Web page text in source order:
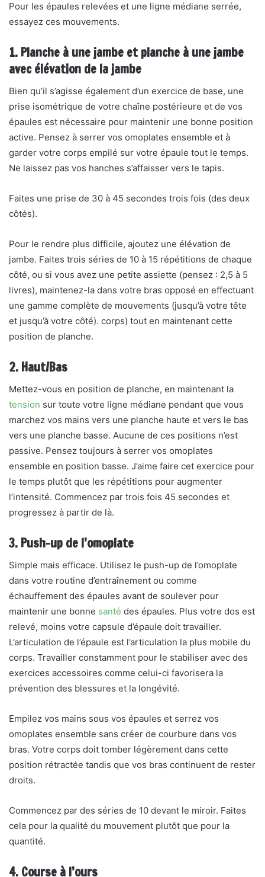
Pour les épaules relevées et une ligne médiane serrée,
essayez ces mouvements.
1. Planche à une jambe et planche à une jambe
avec élévation de la jambe
Bien qu’il s’agisse également d’un exercice de base, une
prise isométrique de votre chaîne postérieure et de vos
épaules est nécessaire pour maintenir une bonne position
active. Pensez à serrer vos omoplates ensemble et à
garder votre corps empilé sur votre épaule tout le temps.
Ne laissez pas vos hanches s’affaisser vers le tapis.
Faites une prise de 30 à 45 secondes trois fois (des deux
côtés).
Pour le rendre plus difficile, ajoutez une élévation de
jambe. Faites trois séries de 10 à 15 répétitions de chaque
côté, ou si vous avez une petite assiette (pensez : 2,5 à 5
livres), maintenez-la dans votre bras opposé en effectuant
une gamme complète de mouvements (jusqu’à votre tête
et jusqu’à votre côté). corps) tout en maintenant cette
position de planche.
2. Haut/Bas
Mettez-vous en position de planche, en maintenant la
tension sur toute votre ligne médiane pendant que vous
marchez vos mains vers une planche haute et vers le bas
vers une planche basse. Aucune de ces positions n’est
passive. Pensez toujours à serrer vos omoplates
ensemble en position basse. J’aime faire cet exercice pour
le temps plutôt que les répétitions pour augmenter
l’intensité. Commencez par trois fois 45 secondes et
progressez à partir de là.
3. Push-up de l’omoplate
Simple mais efficace. Utilisez le push-up de l’omoplate
dans votre routine d’entraînement ou comme
échauffement des épaules avant de soulever pour
maintenir une bonne santé des épaules. Plus votre dos est
relevé, moins votre capsule d’épaule doit travailler.
L’articulation de l’épaule est l’articulation la plus mobile du
corps. Travailler constamment pour le stabiliser avec des
exercices accessoires comme celui-ci favorisera la
prévention des blessures et la longévité.
Empilez vos mains sous vos épaules et serrez vos
omoplates ensemble sans créer de courbure dans vos
bras. Votre corps doit tomber légèrement dans cette
position rétractée tandis que vos bras continuent de rester
droits.
Commencez par des séries de 10 devant le miroir. Faites
cela pour la qualité du mouvement plutôt que pour la
quantité.
4. Course à l’ours